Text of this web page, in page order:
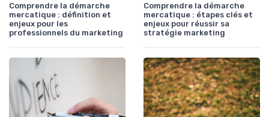
Comprendre la démarche
mercatique : définition et
enjeux pour les
professionnels du marketing
Comprendre la démarche
mercatique : étapes clés et
enjeux pour réussir sa
stratégie marketing